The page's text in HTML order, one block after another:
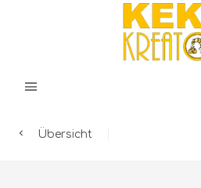
Übersicht